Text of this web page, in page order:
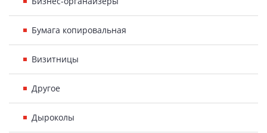
Бумага копировальная
Визитницы
Другое
Дыроколы